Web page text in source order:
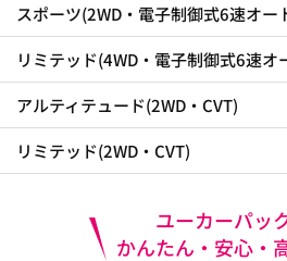
スポーツ(2WD・電子制御式6速オー
リミテッド(4WD・電子制御式6速オ
アルティテュード(2WD・CVT)
リミテッド(2WD・CVT)
ユーカーパッ
かんたん・安心・